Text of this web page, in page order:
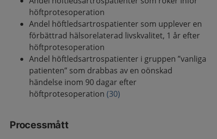
höftprotesoperation
Andel höftledsartrospatienter som upplever en
förbättrad hälsorelaterad livskvalitet, 1 år efter
höftprotesoperation
Andel höftledsartrospatienter i gruppen ”vanliga
patienten” som drabbas av en oönskad
händelse inom 90 dagar efter
höftprotesoperation (30)
Processmått